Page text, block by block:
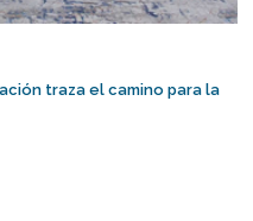
traza el camino para la